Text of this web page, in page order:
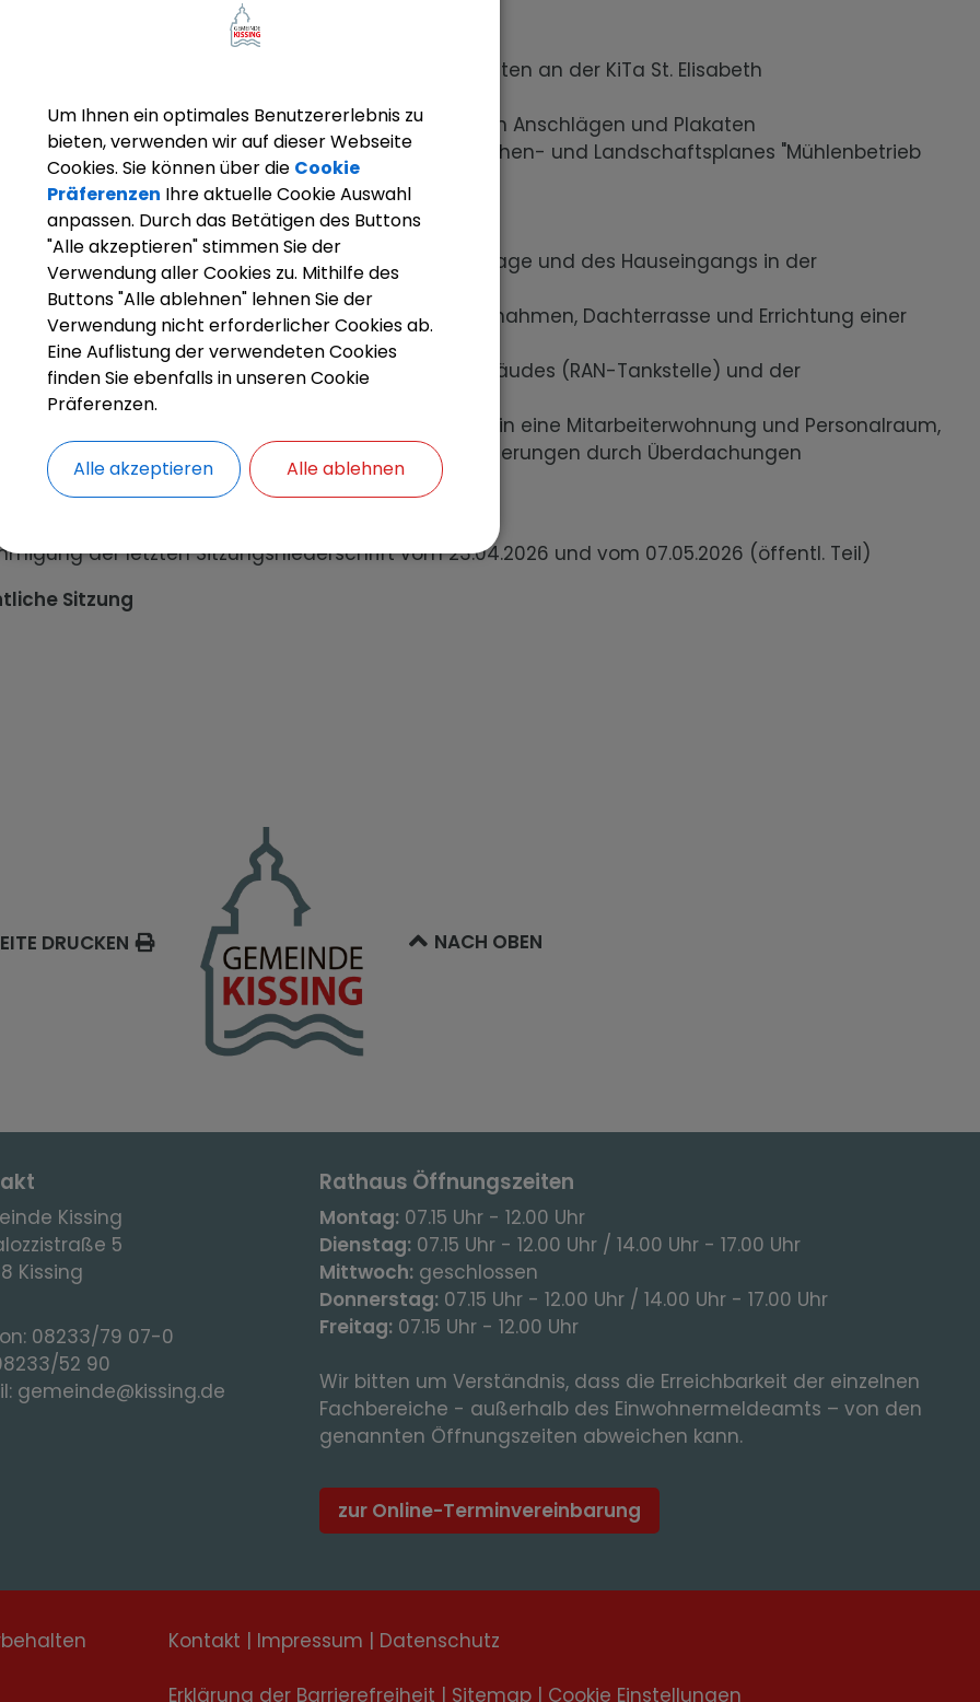
2026; Vorlage des Entwurfs zur Vorberatung
Kath. Pfarramt zu diveresen Unterhaltskosten an der KiTa St. Elisabeth
einer Spende
auf Erlass einer Verordnung über das Anbringen von Anschlägen und Plakaten
der Stadt Friedberg; 48. Änderung des Flächen- und Landschaftsplanes "Mühlenbetrieb
der Afraseen"
von Baugesuchen
22/26 Errichtung einer Garage in der Bachgasse 5
23/26 Errichtung einer Überdachung der Balkonanlage und des Hauseingangs in der
10
24/26 Erdgeschosserweiterungen mit Umbaumaßnahmen, Dachterrasse und Errichtung einer
in der Sackgasse 5
26/26 Umbau und Erweiterung des Tankstellengebäudes (RAN-Tankstelle) und der
am Robinienweg 3
27/26 Nutzungänderung der gewerblichen Räume in eine Mitarbeiterwohnung und Personalraum,
Errichtung einer Garage und Erweiterungen durch Überdachungen
der letzten Sitzungsniederschrift vom 23.04.2026 und vom 07.05.2026 (öffentl. Teil)
Sitzung
DRUCKEN NACH OBEN
Kissing
5
Kissing
08233/79 07-0
52 90
gemeinde@kissing.de
Rathaus Öffnungszeiten
Montag: 07.15 Uhr - 12.00 Uhr
Dienstag: 07.15 Uhr - 12.00 Uhr / 14.00 Uhr - 17.00 Uhr
Mittwoch: geschlossen
Donnerstag: 07.15 Uhr - 12.00 Uhr / 14.00 Uhr - 17.00 Uhr
Freitag: 07.15 Uhr - 12.00 Uhr
Wir bitten um Verständnis, dass die Erreichbarkeit der einzelnen
Fachbereiche - außerhalb des Einwohnermeldeamts – von den
genannten Öffnungszeiten abweichen kann.
zur Online-Terminvereinbarung
Kontakt | Impressum | Datenschutz
Erklärung der Barrierefreiheit | Sitemap | Cookie Einstellungen
Um Ihnen ein optimales Benutzererlebnis zu
bieten, verwenden wir auf dieser Webseite
Cookies. Sie können über die Cookie
Präferenzen Ihre aktuelle Cookie Auswahl
anpassen. Durch das Betätigen des Buttons
"Alle akzeptieren" stimmen Sie der
Verwendung aller Cookies zu. Mithilfe des
Buttons "Alle ablehnen" lehnen Sie der
Verwendung nicht erforderlicher Cookies ab.
Eine Auflistung der verwendeten Cookies
finden Sie ebenfalls in unseren Cookie
Präferenzen.
Alle akzeptieren Alle ablehnen